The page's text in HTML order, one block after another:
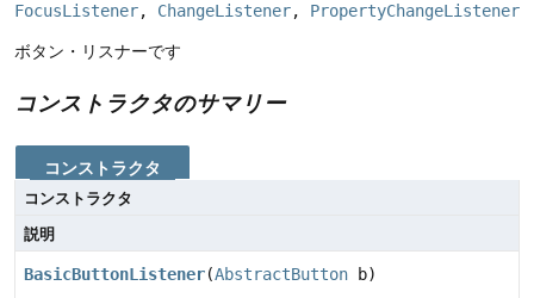
FocusListener, ChangeListener, PropertyChangeListener
ボタン・リスナーです
コンストラクタのサマリー
コンストラクタ
コンストラクタ
説明
BasicButtonListener(AbstractButton b)